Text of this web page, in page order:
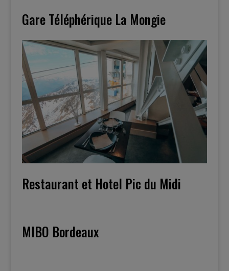
Gare Téléphérique La Mongie
Restaurant et Hotel Pic du Midi
MIBO Bordeaux